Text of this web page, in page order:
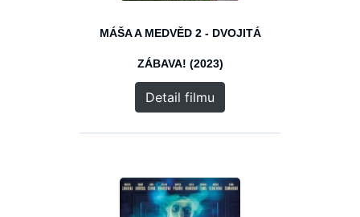
MÁŠA A MEDVĚD 2 - DVOJITÁ
ZÁBAVA! (2023)
Detail filmu